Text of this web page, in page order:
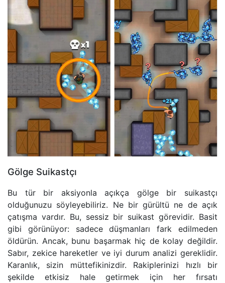
Gölge Suikastçı
Bu tür bir aksiyonla açıkça gölge bir suikastçı
olduğunuzu söyleyebiliriz. Ne bir gürültü ne de açık
çatışma vardır. Bu, sessiz bir suikast görevidir. Basit
gibi görünüyor: sadece düşmanları fark edilmeden
öldürün. Ancak, bunu başarmak hiç de kolay değildir.
Sabır, zekice hareketler ve iyi durum analizi gereklidir.
Karanlık, sizin müttefikinizdir. Rakiplerinizi hızlı bir
şekilde etkisiz hale getirmek için her fırsatı